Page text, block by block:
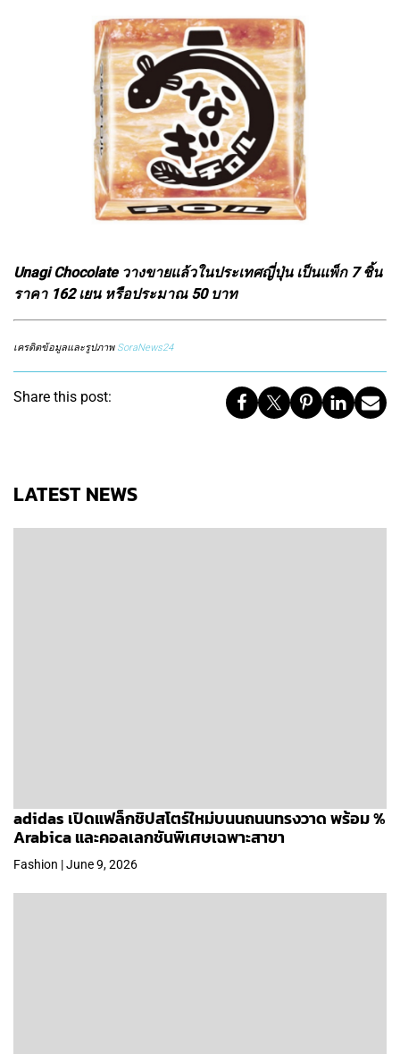
Unagi Chocolate วางขายแล้วในประเทศญี่ปุ่น เป็นแพ็ก 7 ชิ้น
ราคา 162 เยน หรือประมาณ 50 บาท
เครดิตข้อมูลและรูปภาพ SoraNews24
Share this post:
LATEST NEWS
adidas เปิดแฟล็กชิปสโตร์ใหม่บนนถนนทรงวาด พร้อม %
Arabica และคอลเลกชันพิเศษเฉพาะสาขา
Fashion | June 9, 2026